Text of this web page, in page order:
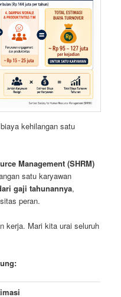
kehilangan satu
Management (SHRM)
satu karyawan
gaji tahunannya,
peran.
kerja. Mari kita urai seluruh